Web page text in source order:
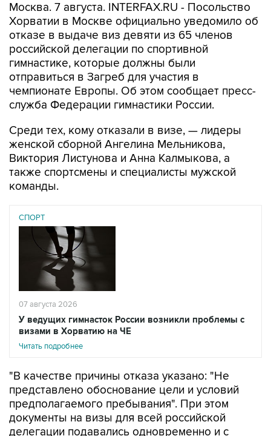
Москва. 7 августа. INTERFAX.RU - Посольство
Хорватии в Москве официально уведомило об
отказе в выдаче виз девяти из 65 членов
российской делегации по спортивной
гимнастике, которые должны были
отправиться в Загреб для участия в
чемпионате Европы. Об этом сообщает пресс-
служба Федерации гимнастики России.
Среди тех, кому отказали в визе, — лидеры
женской сборной Ангелина Мельникова,
Виктория Листунова и Анна Калмыкова, а
также спортсмены и специалисты мужской
команды.
СПОРТ
07 августа 2026
У ведущих гимнасток России возникли проблемы с
визами в Хорватию на ЧЕ
Читать подробнее
"В качестве причины отказа указано: "Не
представлено обоснование цели и условий
предполагаемого пребывания". При этом
документы на визы для всей российской
делегации подавались одновременно и с